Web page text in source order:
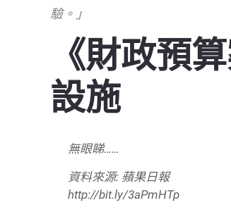
驗。」
《財政預
設施
無眼睇……
資料來源: 蘋果日報
http://bit.ly/3aPmHTp